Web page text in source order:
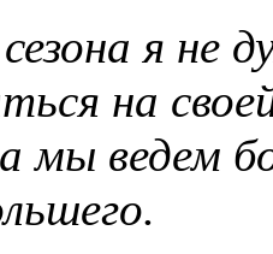
я не
на
мы ведем